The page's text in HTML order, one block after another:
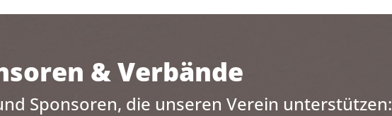
& Verbände
Sponsoren, die unseren Verein unterstützen: